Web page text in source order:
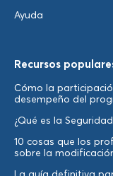
Recursos
Cómo la
desempeño del
¿Qué es la
10 cosas que los
sobre la
Ayuda